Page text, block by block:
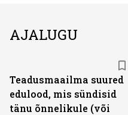
AJALUGU
Teadusmaailma suured
edulood, mis sündisid
tänu õnnelikule (või